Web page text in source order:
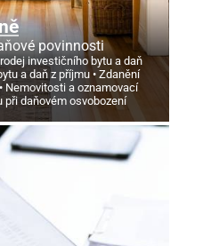
povinnosti
investičního bytu a daň
a daň z příjmu
Zdanění
Nemovitosti a oznamovací
při daňovém osvobození